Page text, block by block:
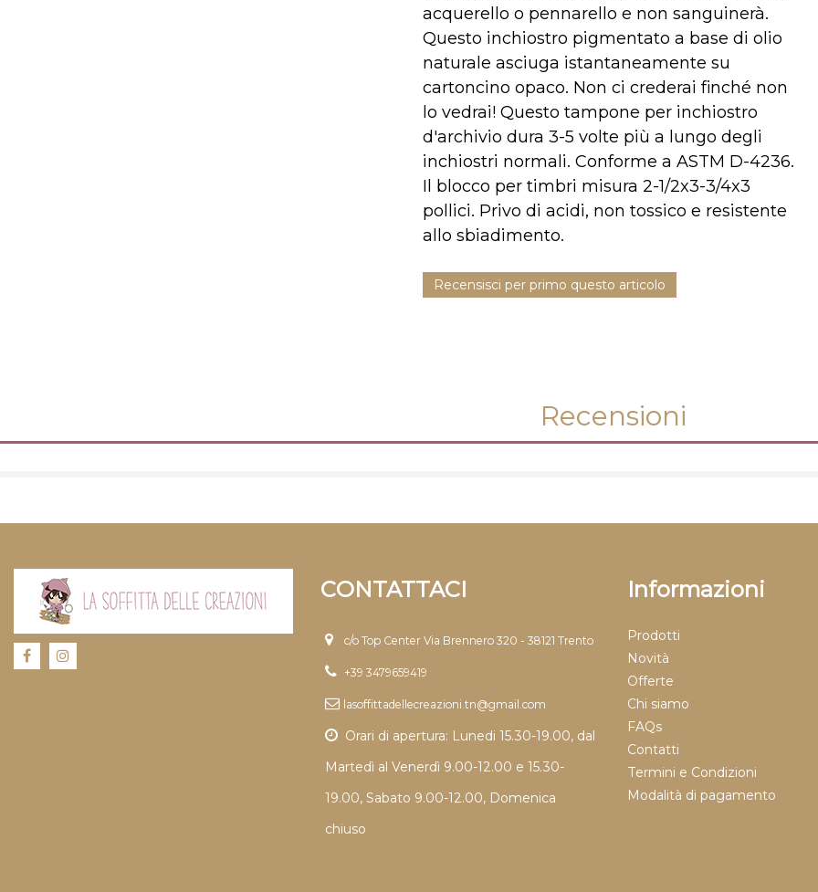
acquerello o pennarello e non sanguinerà.
Questo inchiostro pigmentato a base di olio
naturale asciuga istantaneamente su
cartoncino opaco. Non ci crederai finché non
lo vedrai! Questo tampone per inchiostro
d'archivio dura 3-5 volte più a lungo degli
inchiostri normali. Conforme a ASTM D-4236.
Il blocco per timbri misura 2-1/2x3-3/4x3
pollici. Privo di acidi, non tossico e resistente
allo sbiadimento.
Recensisci per primo questo articolo
Recensioni
CONTATTACI
c/o Top Center Via Brennero 320 - 38121 Trento
+39 3479659419
lasoffittadellecreazioni.tn@gmail.com
Orari di apertura: Lunedi 15.30-19.00, dal
Martedì al Venerdì 9.00-12.00 e 15.30-
19.00, Sabato 9.00-12.00, Domenica
chiuso
Informazioni
Prodotti
Novità
Offerte
Chi siamo
FAQs
Contatti
Termini e Condizioni
Modalità di pagamento